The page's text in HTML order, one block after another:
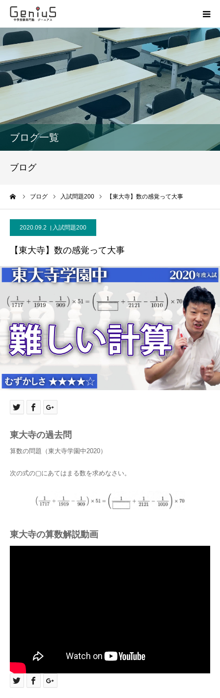
ブログ一覧
ブログ
ブログ 入試問題200 【東大寺】数の感覚って大事
2020.09.2 入試問題200
【東大寺】数の感覚って大事
東大寺の過去問
算数の問題（東大寺学園中2020）
次の式の▢にあてはまる数を求めなさい。
東大寺の算数解説動画
授業
志望校別特訓
模試
お問い合わせ